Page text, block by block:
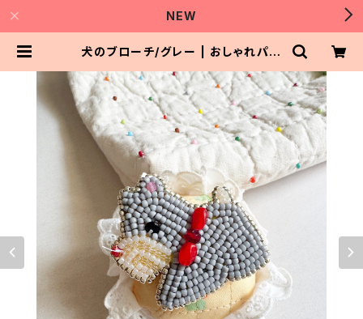
NEW
犬のブローチ/グレー | おしゃれパー